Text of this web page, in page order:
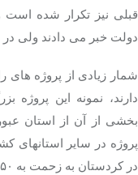
قبلی نیز تکرار شده است
دولت خبر می دادند ولی
شمار زیادی از پروژه
دارند، نمونه این
بخشی از آن از استان
در کردستان به زحمت به ۵۰ درصد رسیده است.